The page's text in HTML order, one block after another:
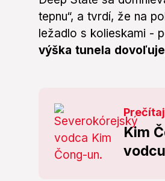
tepnu“, a tvrdí, že na
ležadlo s kolieskami -
výška tunela
Kim